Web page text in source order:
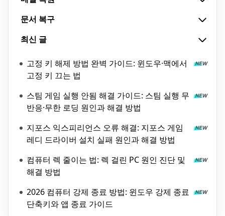
문서 복구
최신 글
고정 키 해제 방법 완벽 가이드: 윈도우·맥에서
고정 키 끄는 법
스팀 게임 실행 안됨 해결 가이드: 스팀 실행 무
반응·무한 로딩 원인과 해결 방법
지포스 익스피리언스 오류 해결: 지포스 게임
레디 드라이버 설치 실패 원인과 해결 방법
컴퓨터 렉 줄이는 법: 렉 걸린 PC 원인 진단 및
해결 방법
2026 컴퓨터 강제 종료 방법: 윈도우 강제 종료
단축키와 앱 종료 가이드